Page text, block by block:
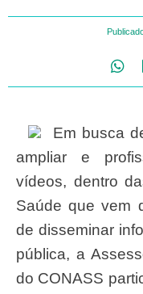
Em busca
ampliar e
vídeos, dentro
Saúde que vem
de disseminar
pública, a
do CONASS